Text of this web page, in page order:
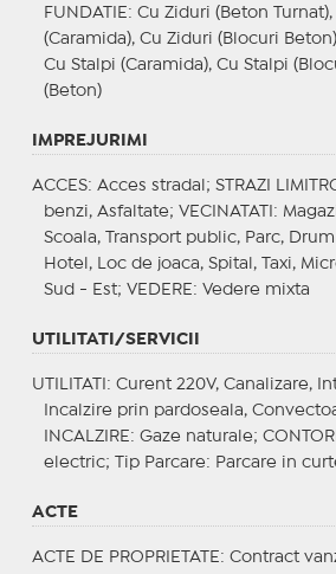
FUNDATIE : Cu Ziduri (Beton
(Caramida), Cu Ziduri (Blocuri
Cu Stalpi (Caramida), Cu Stalpi
(Beton)
IMPREJURIMI
ACCES: Acces stradal; STRAZI
benzi, Asfaltate; VECINATATI :
Scoala, Transport public, Parc,
Hotel, Loc de joaca, Spital, Taxi,
Sud - Est; VEDERE : Vedere mixta
UTILITATI/SERVICII
UTILITATI : Curent 220V, Canalizare,
Incalzire prin pardoseala,
INCALZIRE : Gaze naturale;
electric;
Tip Parcare: Parcare in
ACTE
ACTE DE PROPRIETATE : Contract